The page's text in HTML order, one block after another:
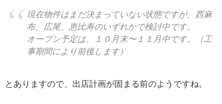
現在物件はまだ決まっていない状態ですが、西麻
布、広尾、恵比寿のいずれかで検討中です。
オープン予定は、１０月末〜１１月中です。（工
事期間により前後します）
とありますので、出店計画が固まる前のようですね。